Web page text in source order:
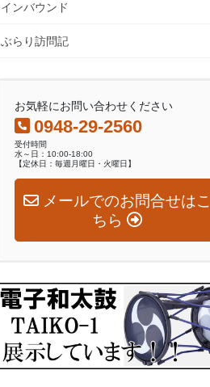
インバウンド
ぶらり訪問記
お気軽にお問い合わせください
0948-29-2560
受付時間
水～日：10:00-18:00
【定休日：毎週月曜日・火曜日】
メールでのお問合せはこ
ちら